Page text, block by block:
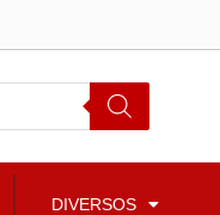
DIVERSOS